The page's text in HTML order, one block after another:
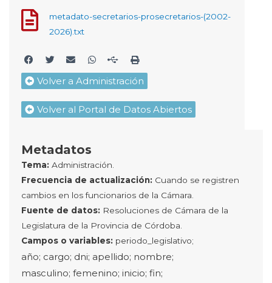
metadato-secretarios-prosecretarios-(2002-
2026).txt
Volver a Administración
Volver al Portal de Datos Abiertos
Metadatos
Tema: Administración.
Frecuencia de actualización: Cuando se registren
cambios en los funcionarios de la Cámara.
Fuente de datos: Resoluciones de Cámara de la
Legislatura de la Provincia de Córdoba.
Campos o variables: periodo_legislativo;
año; cargo; dni; apellido; nombre;
masculino; femenino; inicio; fin;